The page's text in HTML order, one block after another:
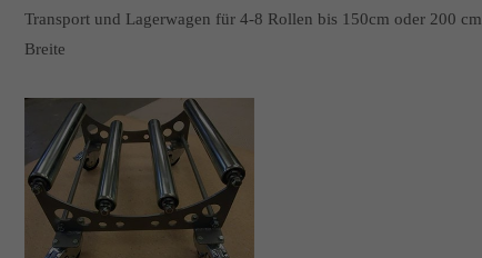
Transport und Lagerwagen für 4-8 Rollen bis 150cm oder 200 cm
Breite